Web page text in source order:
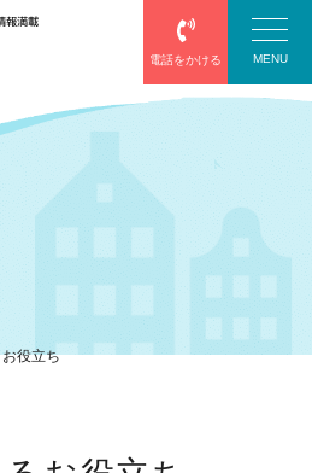
電話をかける MENU
お役立ち